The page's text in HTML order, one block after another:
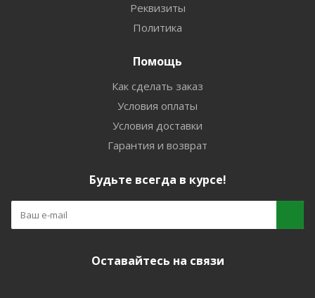
Реквизиты
Политика
Помощь
Как сделать заказ
Условия оплаты
Условия доставки
Гарантия и возврат
Будьте всегда в курсе!
Оставайтесь на связи